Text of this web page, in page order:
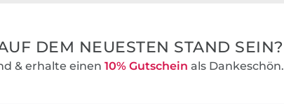
DEM NEUESTEN STAND SEIN?
& erhalte einen 10% Gutschein als Dankeschön.